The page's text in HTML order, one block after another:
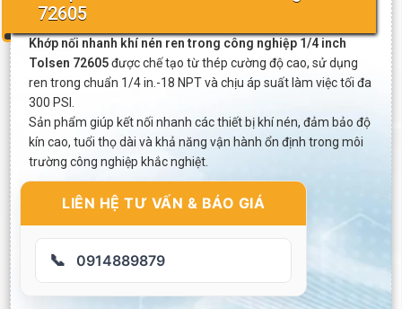
72605
Khớp nối nhanh khí nén ren trong công nghiệp 1/4 inch
Tolsen 72605được chế tạo từ thép cường độ cao, sử dụng
ren trong chuẩn 1/4 in.-18 NPT và chịu áp suất làm việc tối đa
300 PSI.
Sản phẩm giúp kết nối nhanh các thiết bị khí nén, đảm bảo độ
kín cao, tuổi thọ dài và khả năng vận hành ổn định trong môi
trường công nghiệp khắc nghiệt.
LIÊN HỆ TƯ VẤN & BÁO GIÁ
📞 0914889879